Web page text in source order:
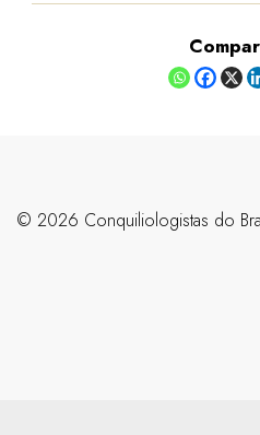
©️ 2026 Conquiliologistas do